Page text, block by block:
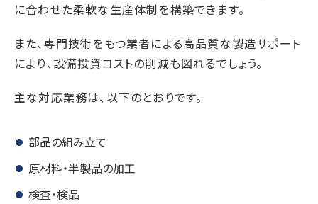
に合わせた柔軟な生産体制を構築できます。
また、専門技術をもつ業者による高品質な製造サポート
により、設備投資コストの削減も図れるでしょう。
主な対応業務は、以下のとおりです。
部品の組み立て
原材料・半製品の加工
検査・検品